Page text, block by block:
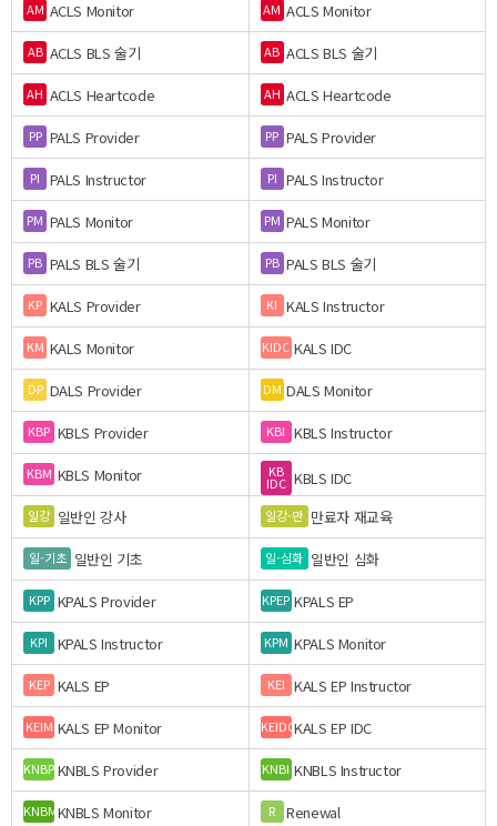
AM ACLS Monitor AM ACLS Monitor
AB ACLS BLS 술기 AB ACLS BLS 술기
AH ACLS Heartcode AH ACLS Heartcode
PP PALS Provider PP PALS Provider
PI PALS Instructor PI PALS Instructor
PM PALS Monitor PM PALS Monitor
PB PALS BLS 술기 PB PALS BLS 술기
KP KALS Provider KI KALS Instructor
KM KALS Monitor KIDC KALS IDC
DP DALS Provider DM DALS Monitor
KBP KBLS Provider KBI KBLS Instructor
KBM KBLS Monitor KB
IDC KBLS IDC
일강 일반인 강사 일강-만 만료자 재교육
일-기초 일반인 기초 일-심화 일반인 심화
KPP KPALS Provider KPEP KPALS EP
KPI KPALS Instructor KPM KPALS Monitor
KEP KALS EP KEI KALS EP Instructor
KEIM KALS EP Monitor KEIDCKALS EP IDC
KNBPKNBLS Provider KNBI KNBLS Instructor
KNBMKNBLS Monitor R Renewal